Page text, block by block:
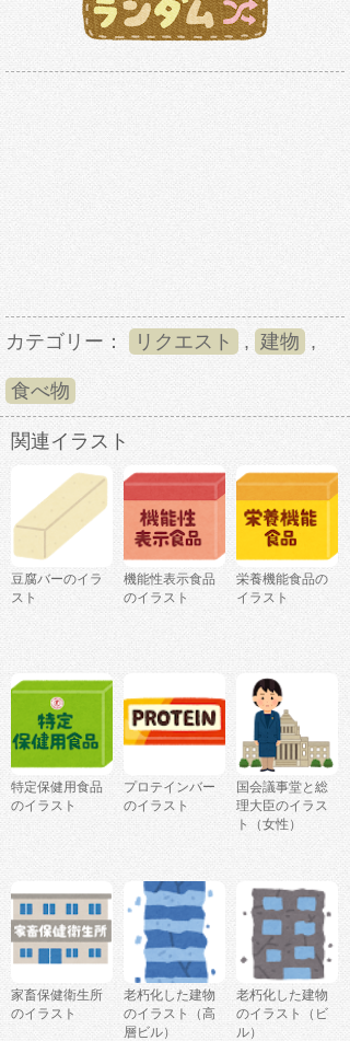
カテゴリー： リクエスト , 建物 ,
食べ物
関連イラスト
豆腐バーのイラ
スト
機能性表示食品
のイラスト
栄養機能食品の
イラスト
特定保健用食品
のイラスト
プロテインバー
のイラスト
国会議事堂と総
理大臣のイラス
ト（女性）
家畜保健衛生所
のイラスト
老朽化した建物
のイラスト（高
層ビル）
老朽化した建物
のイラスト（ビ
ル）